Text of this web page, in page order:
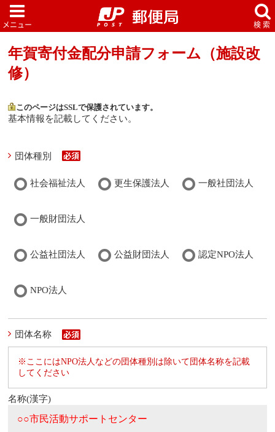
年賀寄付金配分申請フォーム（施設改
修）
このページはSSLで保護されています。
基本情報を記載してください。
団体種別
社会福祉法人 更生保護法人 一般社団法人
一般財団法人
公益社団法人 公益財団法人 認定NPO法人
NPO法人
団体名称
※ここにはNPO法人などの団体種別は除いて団体名称を記載
してください
名称(漢字)